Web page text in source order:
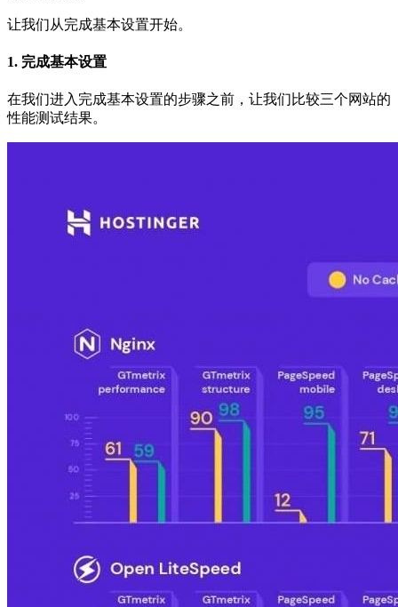
让我们从完成基本设置开始。
1. 完成基本设置
在我们进入完成基本设置的步骤之前，让我们比较三个网站的
性能测试结果。